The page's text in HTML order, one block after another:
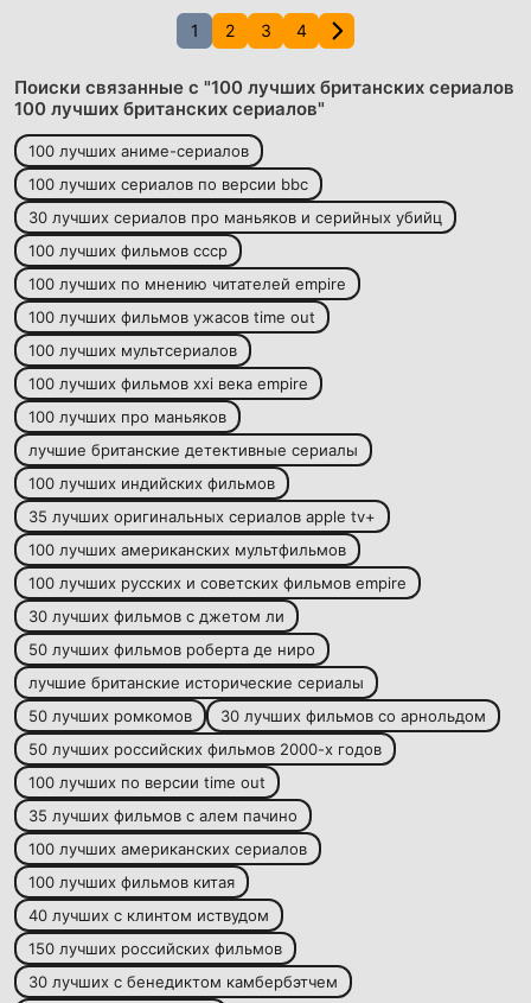
1 2 3 4
Поиски связанные с "100 лучших британских сериалов
100 лучших британских сериалов"
100 лучших аниме-сериалов
100 лучших сериалов по версии bbc
30 лучших сериалов про маньяков и серийных убийц
100 лучших фильмов ссср
100 лучших по мнению читателей empire
100 лучших фильмов ужасов time out
100 лучших мультсериалов
100 лучших фильмов xxi века empire
100 лучших про маньяков
лучшие британские детективные сериалы
100 лучших индийских фильмов
35 лучших оригинальных сериалов apple tv+
100 лучших американских мультфильмов
100 лучших русских и советских фильмов empire
30 лучших фильмов с джетом ли
50 лучших фильмов роберта де ниро
лучшие британские исторические сериалы
50 лучших ромкомов
30 лучших фильмов со арнольдом
50 лучших российских фильмов 2000-х годов
100 лучших по версии time out
35 лучших фильмов с алем пачино
100 лучших американских сериалов
100 лучших фильмов китая
40 лучших с клинтом иствудом
150 лучших российских фильмов
30 лучших с бенедиктом камбербэтчем